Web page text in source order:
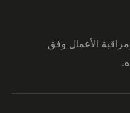
الأعمال وفق